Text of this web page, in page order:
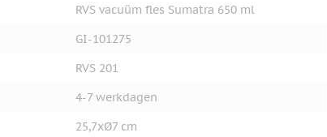
RVS vacuüm fles Sumatra 650 ml
GI-101275
RVS 201
4-7 werkdagen
25,7xØ7 cm